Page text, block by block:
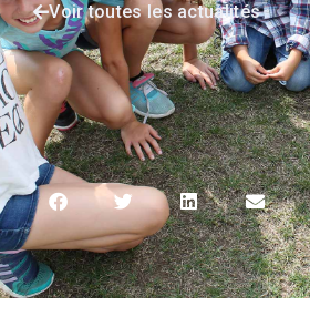
Voir toutes les actualités